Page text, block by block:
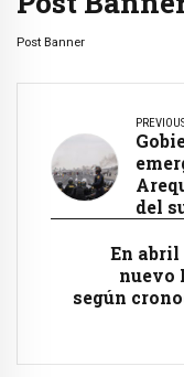
Post Banner
del
En abril
nuevo
según